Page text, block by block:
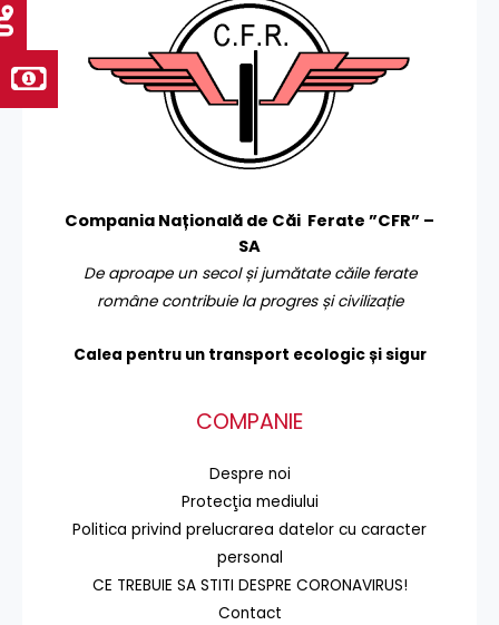
Compania Națională de Căi Ferate ”CFR” –
SA
De aproape un secol și jumătate căile ferate
române contribuie la progres și civilizație
Calea pentru un transport ecologic și sigur
COMPANIE
Despre noi
Protecţia mediului
Politica privind prelucrarea datelor cu caracter
personal
CE TREBUIE SA STITI DESPRE CORONAVIRUS!
Contact